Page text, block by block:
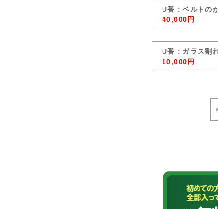
U番：ベルトの
40,000円
U番：ガラス割
10,000円